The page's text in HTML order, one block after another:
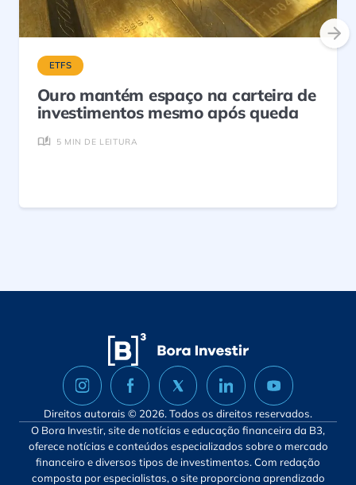
ETFS
Ouro mantém espaço na carteira de
investimentos mesmo após queda
5 MIN DE LEITURA
Direitos autorais © 2026. Todos os direitos reservados.
O Bora Investir, site de notícias e educação financeira da B3,
oferece notícias e conteúdos especializados sobre o mercado
financeiro e diversos tipos de investimentos. Com redação
composta por especialistas, o site proporciona aprendizado